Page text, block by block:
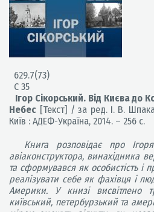
629.7(73)
С 35
Ігор Сікорський. Від Києва до
Небес [Текст] / за ред. І. В.
Київ : АДЕФ-Україна, 2014. – 256 с.
Книга розповідає про
авіаконструктора, винахідника
та сформувався як особистість і
реалізувати себе як фахівця і
Америки. У книзі висвітлено
київський, петербурзький та